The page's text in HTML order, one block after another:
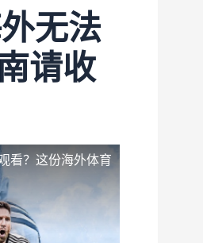
无法
请收
看？这份海外体育